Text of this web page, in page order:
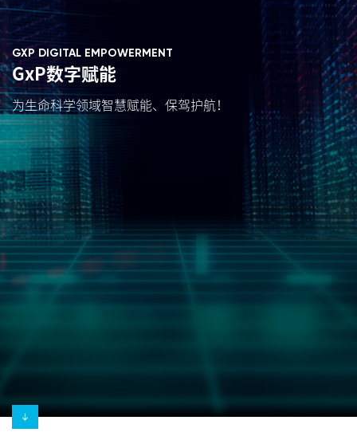
GXP DIGITAL EMPOWERMENT
GxP数字赋能
为生命科学领域智慧赋能、保驾护航！